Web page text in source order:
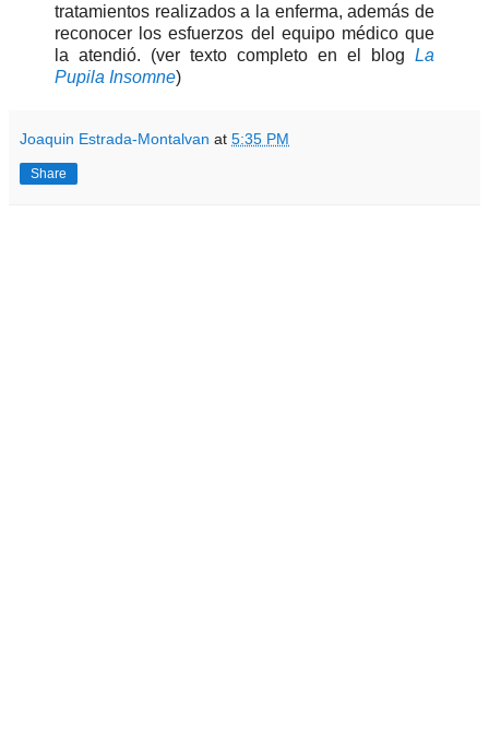
tratamientos realizados a la enferma, además de
reconocer los esfuerzos del equipo médico que
la atendió. (ver texto completo en el blog La
Pupila Insomne)
Joaquin Estrada-Montalvan at 5:35 PM
Share